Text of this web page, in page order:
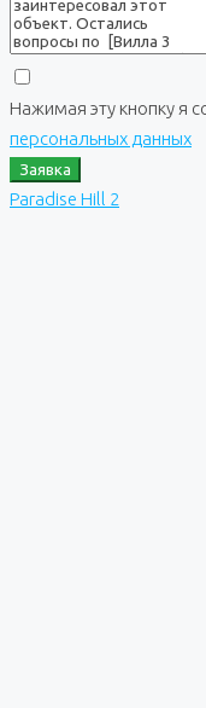
Нажимая эту кнопку я
персональных данных
Заявка
Paradise Hill 2